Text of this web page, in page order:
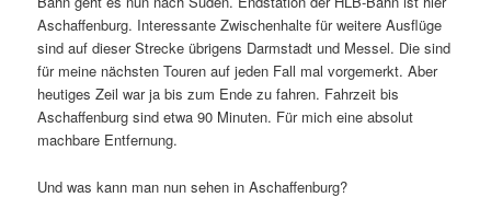
Aschaffenburg. Interessante Zwischenhalte für weitere Ausflüge
sind auf dieser Strecke übrigens Darmstadt und Messel. Die sind
für meine nächsten Touren auf jeden Fall mal vorgemerkt. Aber
heutiges Zeil war ja bis zum Ende zu fahren. Fahrzeit bis
Aschaffenburg sind etwa 90 Minuten. Für mich eine absolut
machbare Entfernung.
Und was kann man nun sehen in Aschaffenburg?